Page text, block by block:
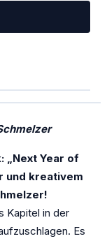
„Next Year of
und kreativem
Kapitel in der
Es